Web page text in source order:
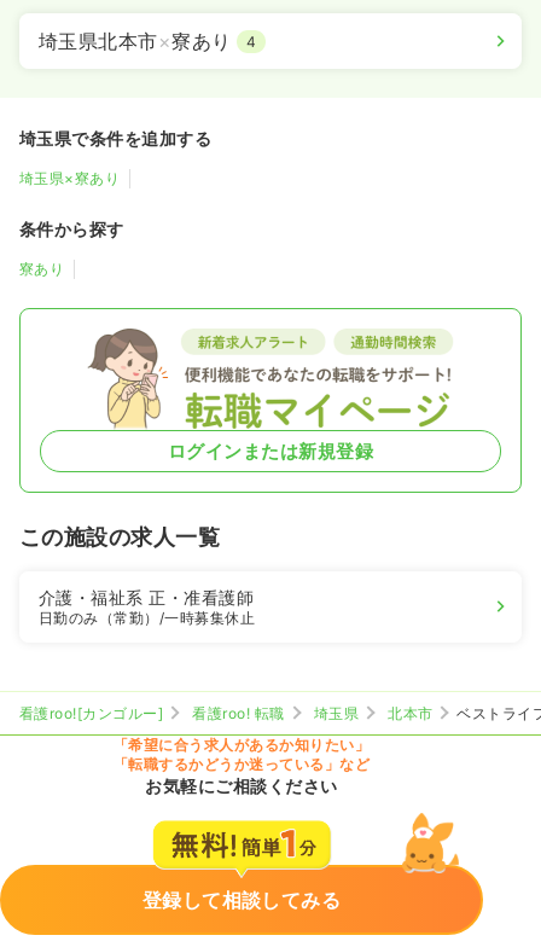
埼玉県北本市×寮あり 4
埼玉県で条件を追加する
埼玉県×寮あり
条件から探す
寮あり
ログインまたは新規登録
この施設の求人一覧
介護・福祉系正・准看護師
日勤のみ（常勤） /一時募集休止
看護roo![カンゴルー] 看護roo! 転職 埼玉県 北本市
ベストライ
「希望に合う求人があるか知りたい」
「転職するかどうか迷っている」など
お気軽にご相談ください
登録して相談してみる